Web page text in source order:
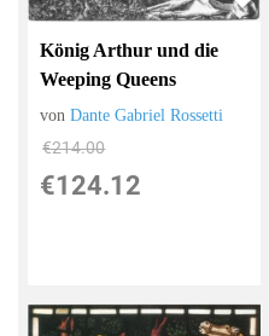
König Arthur und die
Weeping Queens
vonDante Gabriel Rossetti
€214.00
€124.12